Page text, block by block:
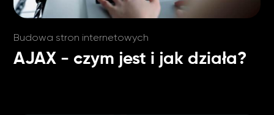
Budowa stron internetowych
AJAX - czym jest i jak działa?